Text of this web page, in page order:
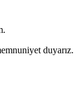
duyarız.